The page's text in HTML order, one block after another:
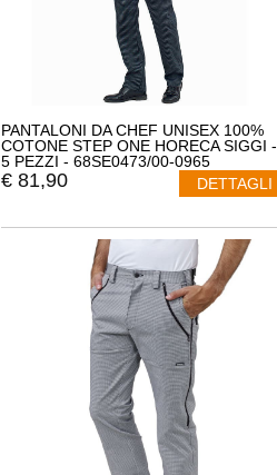
PANTALONI DA CHEF UNISEX 100%
COTONE STEP ONE HORECA SIGGI -
5 PEZZI - 68SE0473/00-0965
€ 81,90 DETTAGLI